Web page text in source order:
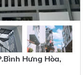
Hưng Hòa,